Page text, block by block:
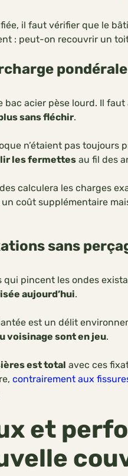
il faut vérifier que le
: peut-on recouvrir un
bac acier pèse lourd. Il
sans fléchir.
n’étaient pas
les fermettes au fil des
calculera les charges
un coût supplémentaire
sans
pincent les ondes
aujourd’hui.
est un délit
voisinage sont en jeu.
est total avec ces
contrairement aux
et